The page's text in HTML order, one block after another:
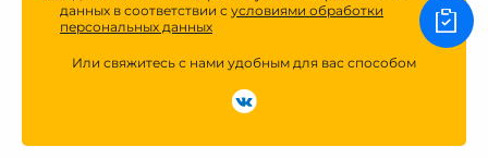
данных в соответствии с условиями обработки
персональных данных
Или свяжитесь с нами удобным для вас способом